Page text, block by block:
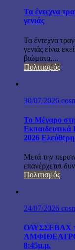
Τα έντεχνα
γενιάς
Τα έντεχνα
γενιάς είναι
βιώματα,...
Πολιτισμός
30/07/2026
Το Μέγαρο
Εκπαιδευτικά
2026 Ελεύθερη
Μετά την
επανέρχεται
Πολιτισμός
24/07/2026
ΟΔΥΣΣΕΒΑΧ
ΑΜΦΙΘΕΑΤΡΟ
8:45μ.μ.